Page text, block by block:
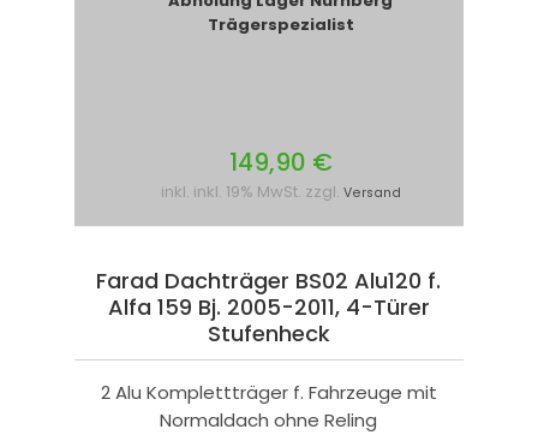
Trägerspezialist
149,90 €
inkl. inkl. 19% MwSt. zzgl. Versand
Farad Dachträger BS02 Alu120 f.
Alfa 159 Bj. 2005-2011, 4-Türer
Stufenheck
2 Alu Komplettträger f. Fahrzeuge mit
Normaldach ohne Reling